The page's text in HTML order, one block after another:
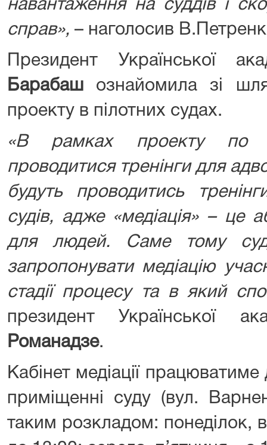
навантаження на суддів і
справ», – наголосив
Президент Української
Барабаш ознайомила зі
проекту в пілотних судах.
«В рамках проекту по
проводитися тренінги для
будуть проводитись
судів, адже «медіація» – це
для людей. Саме тому
запропонувати медіацію
стадії процесу та в який
президент Української
Романадзе.
Кабінет медіації
приміщенні суду (вул.
таким розкладом: понеділок,